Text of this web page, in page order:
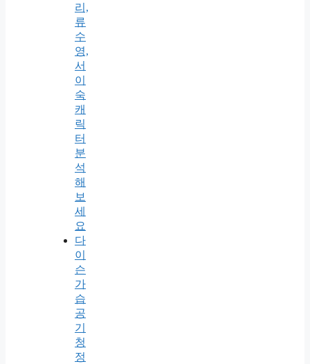
리,
류
수
영,
서
이
숙
캐
릭
터
분
석
해
보
세
요
다
이
슨
가
습
공
기
청
정